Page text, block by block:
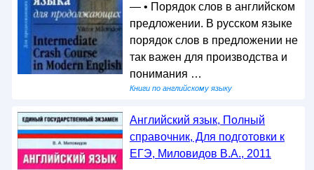
— • Порядок слов в английском
предложении. В русском языке
порядок слов в предложении не
так важен для производства и
понимания …
Книги по английскому языку
Английский язык, Полный
справочник, Для подготовки к
ЕГЭ, Миловидов В.А., 2011